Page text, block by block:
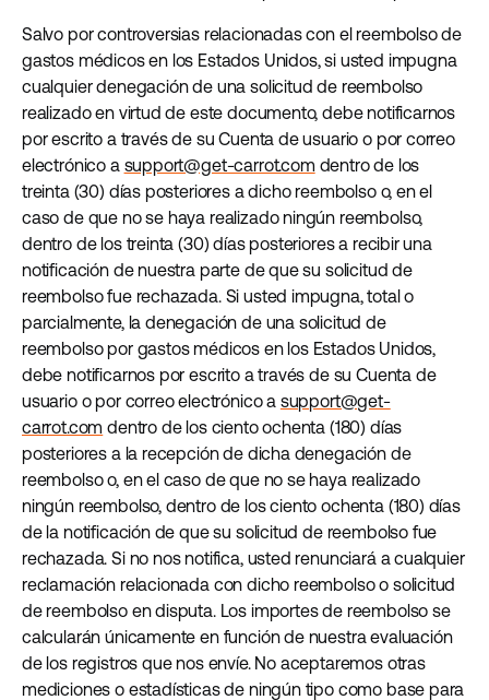
Salvo por controversias relacionadas con el reembolso de
gastos médicos en los Estados Unidos, si usted impugna
cualquier denegación de una solicitud de reembolso
realizado en virtud de este documento, debe notificarnos
por escrito a través de su Cuenta de usuario o por correo
electrónico a support@get-carrot.com dentro de los
treinta (30) días posteriores a dicho reembolso o, en el
caso de que no se haya realizado ningún reembolso,
dentro de los treinta (30) días posteriores a recibir una
notificación de nuestra parte de que su solicitud de
reembolso fue rechazada. Si usted impugna, total o
parcialmente, la denegación de una solicitud de
reembolso por gastos médicos en los Estados Unidos,
debe notificarnos por escrito a través de su Cuenta de
usuario o por correo electrónico a support@get-
carrot.com dentro de los ciento ochenta (180) días
posteriores a la recepción de dicha denegación de
reembolso o, en el caso de que no se haya realizado
ningún reembolso, dentro de los ciento ochenta (180) días
de la notificación de que su solicitud de reembolso fue
rechazada. Si no nos notifica, usted renunciará a cualquier
reclamación relacionada con dicho reembolso o solicitud
de reembolso en disputa. Los importes de reembolso se
calcularán únicamente en función de nuestra evaluación
de los registros que nos envíe. No aceptaremos otras
mediciones o estadísticas de ningún tipo como base para